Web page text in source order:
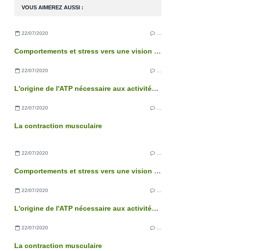
VOUS AIMEREZ AUSSI :
22/07/2020
Comportements et stress vers une vision intégrée de l'organisme
22/07/2020
L'origine de l'ATP nécessaire aux activités cellulaires
22/07/2020
La contraction musculaire
22/07/2020
Comportements et stress vers une vision intégrée de l'organisme
22/07/2020
L'origine de l'ATP nécessaire aux activités cellulaires
22/07/2020
La contraction musculaire